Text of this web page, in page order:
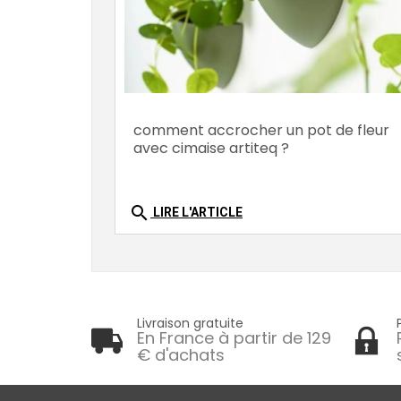
comment accrocher un pot de fleur
avec cimaise artiteq ?
search LIRE L'ARTICLE
Livraison gratuite
En France à partir de 129
€ d'achats